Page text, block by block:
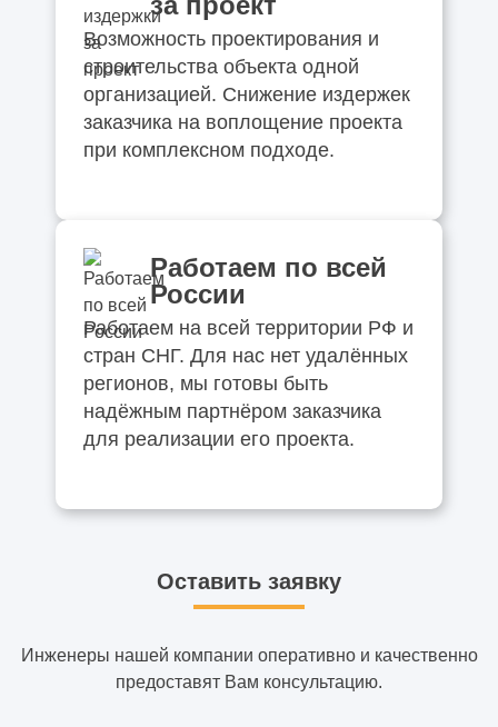
Возможность проектирования и
строительства объекта одной
организацией. Снижение издержек
заказчика на воплощение проекта
при комплексном подходе.
Работаем по всей
России
Работаем на всей территории РФ и
стран СНГ. Для нас нет удалённых
регионов, мы готовы быть
надёжным партнёром заказчика
для реализации его проекта.
Оставить заявку
Инженеры нашей компании оперативно и качественно
предоставят Вам консультацию.